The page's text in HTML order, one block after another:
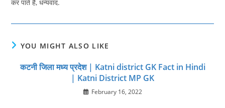
कर पाते है, धन्यवाद.
YOU MIGHT ALSO LIKE
कटनी जिला मध्य प्रदेश | Katni district GK Fact in Hindi
| Katni District MP GK
February 16, 2022